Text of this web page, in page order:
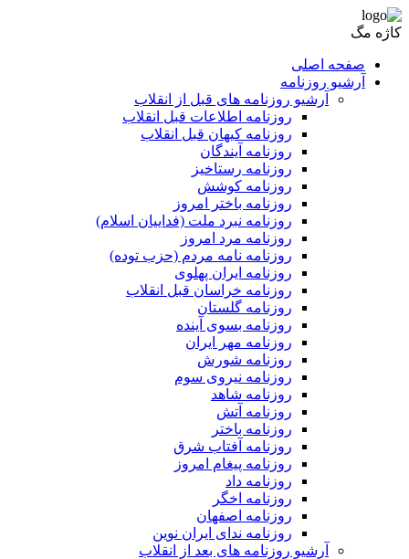
کاژه مگ
صفحه اصلی
آرشیو روزنامه
آرشیو روزنامه های قبل از انقلاب
روزنامه اطلاعات قبل انقلاب
روزنامه کیهان قبل انقلاب
روزنامه آیندگان
روزنامه رستاخیز
روزنامه کوشش
روزنامه باختر امروز
روزنامه نبرد ملت (فداییان اسلام)
روزنامه مرد امروز
روزنامه نامه مردم (حزب توده)
روزنامه ایران پهلوی
روزنامه خراسان قبل انقلاب
روزنامه گلستان
روزنامه بسوی آینده
روزنامه مهر ایران
روزنامه شورش
روزنامه نیروی سوم
روزنامه شاهد
روزنامه آتش
روزنامه باختر
روزنامه آفتاب شرق
روزنامه پیغام امروز
روزنامه داد
روزنامه اخگر
روزنامه اصفهان
روزنامه ندای ایران نوین
آرشیو روزنامه های بعد از انقلاب